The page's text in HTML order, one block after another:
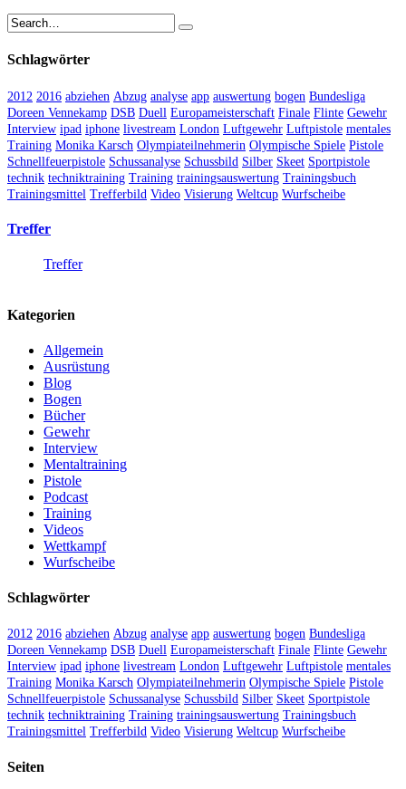
Schlagwörter
2012 2016 abziehen Abzug analyse app auswertung bogen Bundesliga
Doreen Vennekamp DSB Duell Europameisterschaft Finale Flinte Gewehr
Interview ipad iphone livestream London Luftgewehr Luftpistole mentales
Training Monika Karsch Olympiateilnehmerin Olympische Spiele Pistole
Schnellfeuerpistole Schussanalyse Schussbild Silber Skeet Sportpistole
technik techniktraining Training trainingsauswertung Trainingsbuch
Trainingsmittel Trefferbild Video Visierung Weltcup Wurfscheibe
Treffer
Treffer
Kategorien
Allgemein
Ausrüstung
Blog
Bogen
Bücher
Gewehr
Interview
Mentaltraining
Pistole
Podcast
Training
Videos
Wettkampf
Wurfscheibe
Schlagwörter
2012 2016 abziehen Abzug analyse app auswertung bogen Bundesliga
Doreen Vennekamp DSB Duell Europameisterschaft Finale Flinte Gewehr
Interview ipad iphone livestream London Luftgewehr Luftpistole mentales
Training Monika Karsch Olympiateilnehmerin Olympische Spiele Pistole
Schnellfeuerpistole Schussanalyse Schussbild Silber Skeet Sportpistole
technik techniktraining Training trainingsauswertung Trainingsbuch
Trainingsmittel Trefferbild Video Visierung Weltcup Wurfscheibe
Seiten